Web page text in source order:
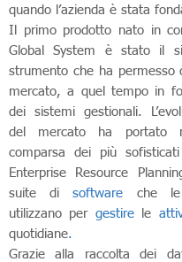
quando l’azienda è stata
Il primo prodotto nato in
Global System è stato il
strumento che ha permesso
mercato, a quel tempo in
dei sistemi gestionali.
del mercato ha portato
comparsa dei più
Enterprise Resource
suite disoftware che le
utilizzano per gestire le
quotidiane.
Grazie alla raccolta dei